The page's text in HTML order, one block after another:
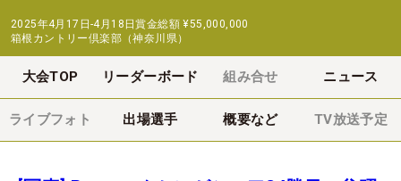
2025年4月17日-4月18日賞金総額 ¥55,000,000
箱根カントリー倶楽部（神奈川県）
大会TOP リーダーボード 組み合せ ニュース
ライブフォト 出場選手 概要など TV放送予定